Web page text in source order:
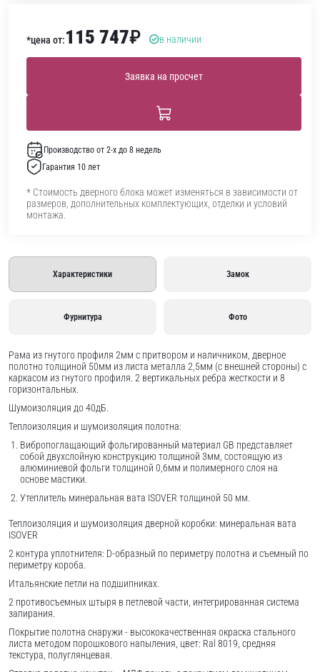
*цена от:115 747₽ в наличии
Заявка на просчет
Производство от 2-х до 8 недель
Гарантия 10 лет
* Стоимость дверного блока может изменяться в зависимости от
размеров, дополнительных комплектующих, отделки и условий
монтажа.
Характеристики Замок
Фурнитура Фото
Рама из гнутого профиля 2мм с притвором и наличником, дверное
полотно толщиной 50мм из листа металла 2,5мм (с внешней стороны) c
каркасом из гнутого профиля. 2 вертикальных ребра жесткости и 8
горизонтальных.
Шумоизоляция до 40дБ.
Теплоизоляция и шумоизоляция полотна:
Вибропоглащающий фольгированный материал GB представляет
собой двухслойную конструкцию толщиной 3мм, состоящую из
алюминиевой фольги толщиной 0,6мм и полимерного слоя на
основе мастики.
Утеплитель минеральная вата ISOVER толщиной 50 мм.
Теплоизоляция и шумоизоляция дверной коробки: минеральная вата
ISOVER
2 контура уплотнителя: D-образный по периметру полотна и съемный по
периметру короба.
Итальянские петли на подшипниках.
2 противосъемных штыря в петлевой части, интегрированная система
запирания.
Покрытие полотна снаружи - высококачественная окраска стального
листа методом порошкового напыления, цвет: Ral 8019, средняя
текстура, полуглянцевая.